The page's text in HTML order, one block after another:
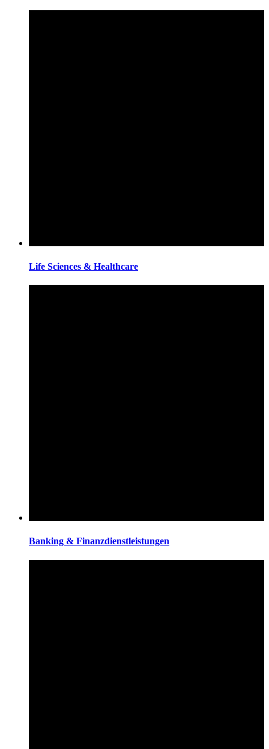
Life Sciences & Healthcare
Banking & Finanzdienstleistungen